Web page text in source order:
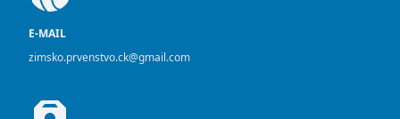
E-MAIL
zimsko.prvenstvo.ck@gmail.com